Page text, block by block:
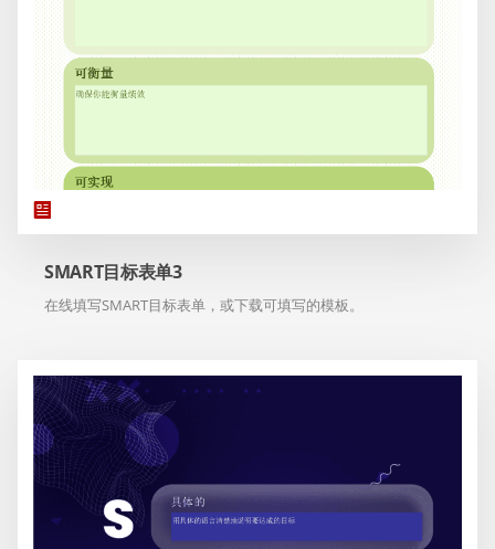
SMART目标表单3
在线填写SMART目标表单，或下载可填写的模板。